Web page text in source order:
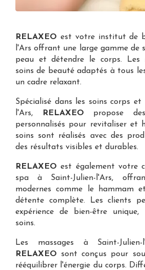
RELAXEO est votre institut de
l'Ars offrant une large gamme de
peau et détendre le corps. Les
soins de beauté adaptés à tous
un cadre relaxant.
Spécialisé dans les soins corps et
l'Ars, RELAXEO propose
personnalisés pour revitaliser et
soins sont réalisés avec des
des résultats visibles et durables.
RELAXEO est également votre
spa à Saint-Julien-l'Ars,
modernes comme le hammam
détente complète. Les clients
expérience de bien-être
soins.
Les massages à Saint-Julien-
RELAXEO sont conçus pour
rééquilibrer l'énergie du corps.